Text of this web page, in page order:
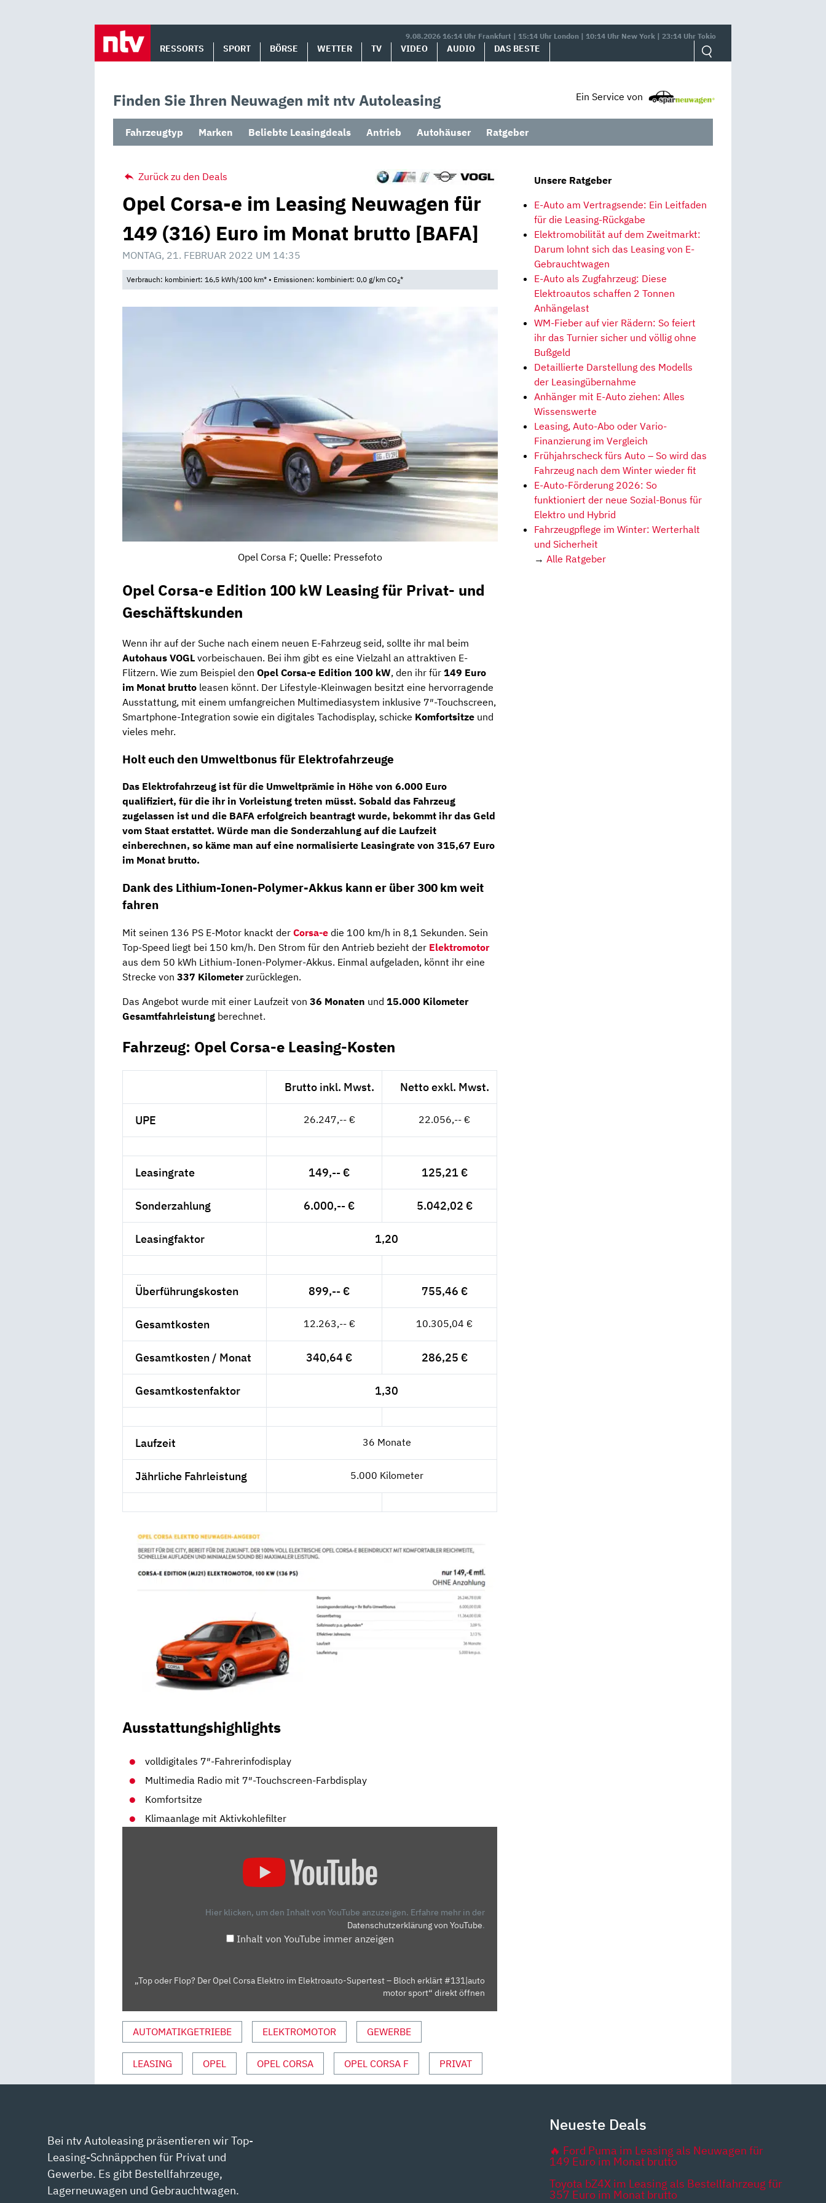
9.08.2026 16:14 Uhr Frankfurt | 15:14 Uhr London | 10:14 Uhr New York | 23:14 Uhr Tokio
RESSORTS SPORT BÖRSE WETTER TV VIDEO AUDIO DAS BESTE
Finden Sie Ihren Neuwagen mit ntv Autoleasing Ein Service von
Fahrzeugtyp Marken Beliebte Leasingdeals Antrieb Autohäuser Ratgeber
Zurück zu den Deals
Opel Corsa-e im Leasing Neuwagen für
149 (316) Euro im Monat brutto [BAFA]
MONTAG, 21. FEBRUAR 2022 UM 14:35
Verbrauch: kombiniert: 16,5 kWh/100 km* • Emissionen: kombiniert: 0,0 g/km CO2*
Opel Corsa F; Quelle: Pressefoto
Opel Corsa-e Edition 100 kW Leasing für Privat- und
Geschäftskunden
Wenn ihr auf der Suche nach einem neuen E-Fahrzeug seid, sollte ihr mal beim
Autohaus VOGL vorbeischauen. Bei ihm gibt es eine Vielzahl an attraktiven E-
Flitzern. Wie zum Beispiel den Opel Corsa-e Edition 100 kW, den ihr für 149 Euro
im Monat brutto leasen könnt. Der Lifestyle-Kleinwagen besitzt eine hervorragende
Ausstattung, mit einem umfangreichen Multimediasystem inklusive 7″-Touchscreen,
Smartphone-Integration sowie ein digitales Tachodisplay, schicke Komfortsitze und
vieles mehr.
Holt euch den Umweltbonus für Elektrofahrzeuge
Das Elektrofahrzeug ist für die Umweltprämie in Höhe von 6.000 Euro
qualifiziert, für die ihr in Vorleistung treten müsst. Sobald das Fahrzeug
zugelassen ist und die BAFA erfolgreich beantragt wurde, bekommt ihr das Geld
vom Staat erstattet. Würde man die Sonderzahlung auf die Laufzeit
einberechnen, so käme man auf eine normalisierte Leasingrate von 315,67 Euro
im Monat brutto.
Dank des Lithium-Ionen-Polymer-Akkus kann er über 300 km weit
fahren
Mit seinen 136 PS E-Motor knackt der Corsa-e die 100 km/h in 8,1 Sekunden. Sein
Top-Speed liegt bei 150 km/h. Den Strom für den Antrieb bezieht der Elektromotor
aus dem 50 kWh Lithium-Ionen-Polymer-Akkus. Einmal aufgeladen, könnt ihr eine
Strecke von 337 Kilometerzurücklegen.
Das Angebot wurde mit einer Laufzeit von 36 Monaten und 15.000 Kilometer
Gesamtfahrleistung berechnet.
Fahrzeug: Opel Corsa-e Leasing-Kosten
Brutto inkl. Mwst. Netto exkl. Mwst.
UPE 26.247,-- € 22.056,-- €
Leasingrate 149,-- € 125,21 €
Sonderzahlung 6.000,-- € 5.042,02 €
Leasingfaktor 1,20
Überführungskosten 899,-- € 755,46 €
Gesamtkosten 12.263,-- € 10.305,04 €
Gesamtkosten / Monat 340,64 € 286,25 €
Gesamtkostenfaktor 1,30
Laufzeit 36 Monate
Jährliche Fahrleistung 5.000 Kilometer
Ausstattungshighlights
volldigitales 7″-Fahrerinfodisplay
Multimedia Radio mit 7″-Touchscreen-Farbdisplay
Komfortsitze
Klimaanlage mit Aktivkohlefilter
ERKLÄRT
#131|AUTO
MOTOR
SPORT“
VON
YOUTUBE
Hier klicken, um den Inhalt von YouTube anzuzeigen. Erfahre mehr in der
Datenschutzerklärung von YouTube.
Inhalt von YouTube immer anzeigen
„Top oder Flop? Der Opel Corsa Elektro im Elektroauto-Supertest – Bloch erklärt #131|auto
motor sport“ direkt öffnen
AUTOMATIKGETRIEBE ELEKTROMOTOR GEWERBE
LEASING OPEL OPEL CORSA OPEL CORSA F PRIVAT
Unsere Ratgeber
E-Auto am Vertragsende: Ein Leitfaden
für die Leasing-Rückgabe
Elektromobilität auf dem Zweitmarkt:
Darum lohnt sich das Leasing von E-
Gebrauchtwagen
E-Auto als Zugfahrzeug: Diese
Elektroautos schaffen 2 Tonnen
Anhängelast
WM-Fieber auf vier Rädern: So feiert
ihr das Turnier sicher und völlig ohne
Bußgeld
Detaillierte Darstellung des Modells
der Leasingübernahme
Anhänger mit E-Auto ziehen: Alles
Wissenswerte
Leasing, Auto-Abo oder Vario-
Finanzierung im Vergleich
Frühjahrscheck fürs Auto – So wird das
Fahrzeug nach dem Winter wieder fit
E-Auto-Förderung 2026: So
funktioniert der neue Sozial-Bonus für
Elektro und Hybrid
Fahrzeugpflege im Winter: Werterhalt
und Sicherheit
→ Alle Ratgeber
Bei ntv Autoleasing präsentieren wir Top-
Leasing-Schnäppchen für Privat und
Gewerbe. Es gibt Bestellfahrzeuge,
Lagerneuwagen und Gebrauchtwagen.
Neueste Deals
🔥 Ford Puma im Leasing als Neuwagen für
149 Euro im Monat brutto
Toyota bZ4X im Leasing als Bestellfahrzeug für
357 Euro im Monat brutto